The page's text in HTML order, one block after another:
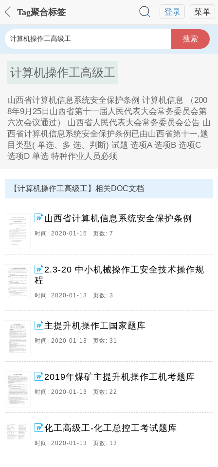
菜单
登录
Tag聚合标签
搜索
计算机操作工高级工
山西省计算机信息系统安全保护条例 计算机信息 （200
8年9月25日山西省第十一届人民代表大会常务委员会第
六次会议通过） 山西省人民代表大会常务委员会公告 山
西省计算机信息系统安全保护条例已由山西省第十一,题
目类型( 单选、多 选、判断) 试题 选项A 选项B 选项C
选项D 单选 特种作业人员必须
1、山西省计算机信息系统安全保护条例 计算机信息
（2008年9月25日山西省第十一届人民代表大会常务委
员会第六次会议通过） 山西省人民代表大会常务委员会
公告 山西省计算机信息系统安全保护条例已由山西省第
十一。
2、题目类型( 单选、多 选、判断) 试题 选项A 选项B 选
凭 单选 煤矿从业人员在安全生产方面的义务包括：从业
人。
3、2.3-20 中小机械操作工安全技术操作规程 每班作业
前认真检查各部位零件紧固和安全状况，在确认符合安
全要求的前提下方可操作，每班作业结束后操作工应按
照“清洁、润滑、紧固、调整、防腐”的十字要求，认真
做好。
4、 主提升机操作工考试试题 法律法规知识 安全基本知
识 安全技术 理论知识 小计 判断题 39 53 139 231 每题
0.5分 单选题 32 47 139 218 每题1分 多选题 38 33 75
146 每题2分 合计 109 133 353 595 一、判断题（。
5、化工总控工技能鉴定复习题 一.单项选择题： 1. 化工
单元操作的特点是（ ）。 A.属于物理性操作 B.属于化
学性操作 C.属于专用操作 D.遵循不同基本原理 2. 理想
流体在水平管道中流动，若某处管道截面缩小。
6、锅炉操作工学习题库 一、填空题 1.传热有导热、对
【计算机操作工高级工】相关DOC文档
山西省计算机信息系统安全保护条例
时间: 2020-01-15 页数: 7
2.3-20 中小机械操作工安全技术操作规
程
时间: 2020-01-13 页数: 3
主提升机操作工国家题库
时间: 2020-01-13 页数: 31
2019年煤矿主提升机操作工机考题库
时间: 2020-01-13 页数: 22
化工高级工-化工总控工考试题库
时间: 2020-01-13 页数: 13